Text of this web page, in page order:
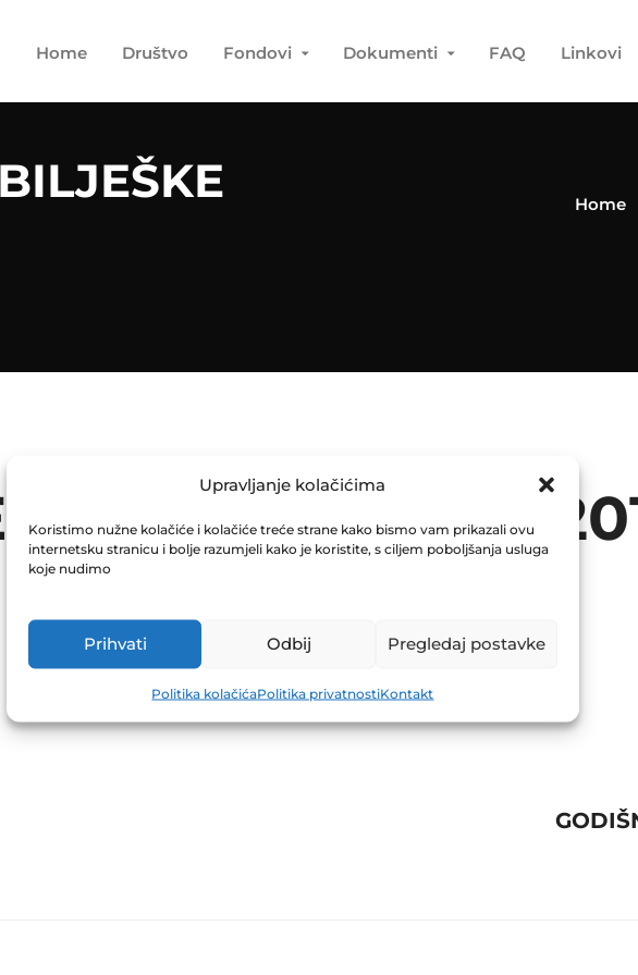
Upravljanje kolačićima
Koristimo nužne kolačiće i kolačiće treće strane kako bismo vam prikazali ovu
internetsku stranicu i bolje razumjeli kako je koristite, s ciljem poboljšanja usluga
koje nudimo
Prihvati Odbij Pregledaj postavke
Politika kolačićaPolitika privatnostiKontakt
Home Društvo Fondovi Dokumenti FAQ Linkovi
Home
ZABILJEŠKE ZIF